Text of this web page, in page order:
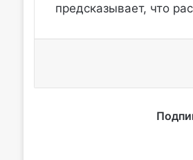
предсказывает, что